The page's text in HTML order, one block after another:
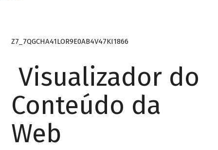
Z7_7QGCHA41LOR9E0AB4V47KI1866
Visualizador do
Conteúdo da
Web